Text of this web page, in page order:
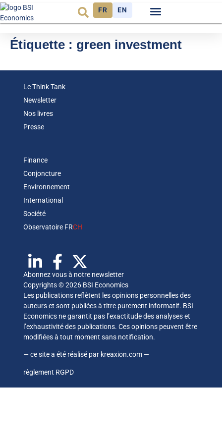
FR EN
Étiquette : green investment
Le Think Tank
Newsletter
Nos livres
Presse
Finance
Conjoncture
Environnement
International
Société
Observatoire FRCH
Abonnez vous à notre newsletter
Copyrights © 2026 BSI Economics
Les publications reflètent les opinions personnelles des
auteurs et sont publiées à titre purement informatif. BSI
Economics ne garantit pas l’exactitude des analyses et
l’exhaustivité des publications. Ces opinions peuvent être
modifiées à tout moment sans notification.
— ce site a été réalisé par kreaxion.com —
règlement RGPD